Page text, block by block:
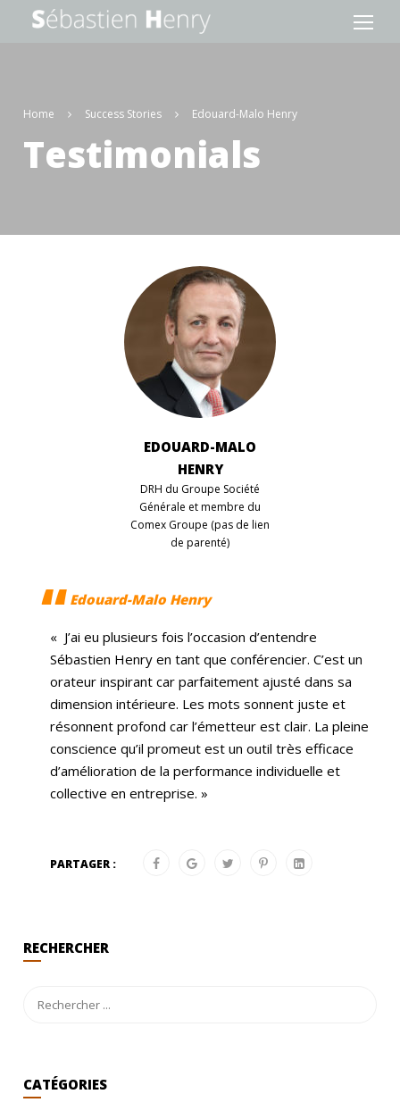
Home Success Stories Edouard-Malo Henry
Testimonials
EDOUARD-MALO
HENRY
DRH du Groupe Société
Générale et membre du
Comex Groupe (pas de lien
de parenté)
Edouard-Malo Henry
« J’ai eu plusieurs fois l’occasion d’entendre
Sébastien Henry en tant que conférencier. C’est un
orateur inspirant car parfaitement ajusté dans sa
dimension intérieure. Les mots sonnent juste et
résonnent profond car l’émetteur est clair. La pleine
conscience qu’il promeut est un outil très efficace
d’amélioration de la performance individuelle et
collective en entreprise. »
PARTAGER :
RECHERCHER
CATÉGORIES